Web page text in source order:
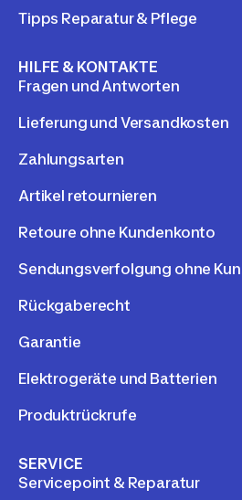
Tipps Reparatur & Pflege
HILFE & KONTAKTE
Fragen und Antworten
Lieferung und Versandkosten
Zahlungsarten
Artikel retournieren
Retoure ohne Kundenkonto
Sendungsverfolgung ohne
Rückgaberecht
Garantie
Elektrogeräte und Batterien
Produktrückrufe
SERVICE
Servicepoint & Reparatur